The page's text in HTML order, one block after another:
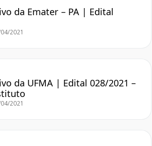
da Emater – PA | Edital
2021
da UFMA | Edital 028/2021 –
2021